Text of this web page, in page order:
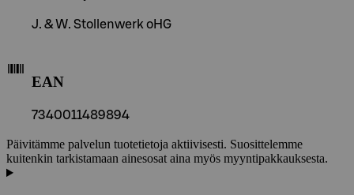
J. & W. Stollenwerk oHG
EAN
7340011489894
Päivitämme palvelun tuotetietoja aktiivisesti. Suosittelemme
kuitenkin tarkistamaan ainesosat aina myös myyntipakkauksesta.